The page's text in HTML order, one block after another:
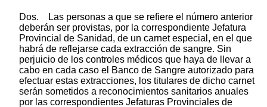
Dos. Las personas a que se refiere el número anterior
deberán ser provistas, por la correspondiente Jefatura
Provincial de Sanidad, de un carnet especial, en el que
habrá de reflejarse cada extracción de sangre. Sin
perjuicio de los controles médicos que haya de llevar a
cabo en cada caso el Banco de Sangre autorizado para
efectuar estas extracciones, los titulares de dicho carnet
serán sometidos a reconocimientos sanitarios anuales
por las correspondientes Jefaturas Provinciales de